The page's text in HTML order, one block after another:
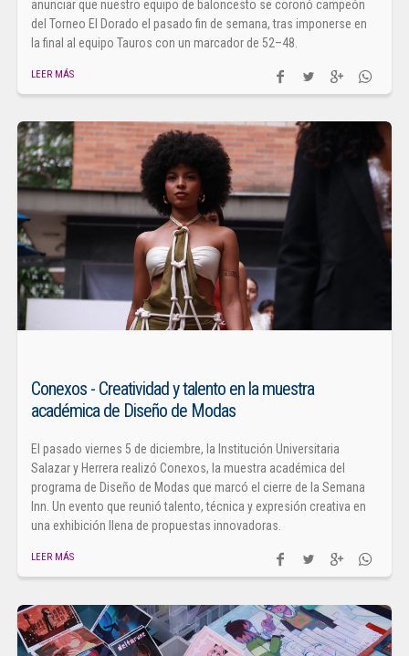
anunciar que nuestro equipo de baloncesto se coronó campeón
del Torneo El Dorado el pasado fin de semana, tras imponerse en
la final al equipo Tauros con un marcador de 52–48.
LEER MÁS
Conexos - Creatividad y talento en la muestra
académica de Diseño de Modas
El pasado viernes 5 de diciembre, la Institución Universitaria
Salazar y Herrera realizó Conexos, la muestra académica del
programa de Diseño de Modas que marcó el cierre de la Semana
Inn. Un evento que reunió talento, técnica y expresión creativa en
una exhibición llena de propuestas innovadoras.
LEER MÁS